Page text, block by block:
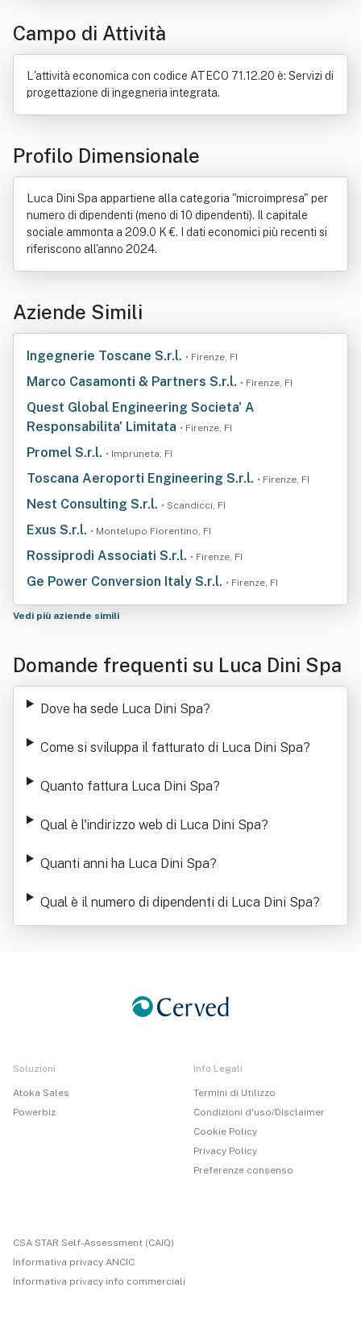
Ambiente (biologia)
Economia
Opere pubbliche
Campo di Attività
L'attività economica con codice ATECO 71.12.20 è: Servizi di
progettazione di ingegneria integrata.
Profilo Dimensionale
Luca Dini Spa appartiene alla categoria "microimpresa" per
numero di dipendenti (meno di 10 dipendenti). Il capitale
sociale ammonta a 209.0 K €. I dati economici più recenti si
riferiscono all'anno 2024.
Aziende Simili
Ingegnerie Toscane S.r.l. • Firenze, FI
Marco Casamonti & Partners S.r.l. • Firenze, FI
Quest Global Engineering Societa' A
Responsabilita' Limitata • Firenze, FI
Promel S.r.l. • Impruneta, FI
Toscana Aeroporti Engineering S.r.l. • Firenze, FI
Nest Consulting S.r.l. • Scandicci, FI
Exus S.r.l. • Montelupo Fiorentino, FI
Rossiprodi Associati S.r.l. • Firenze, FI
Ge Power Conversion Italy S.r.l. • Firenze, FI
Vedi più aziende simili
Domande frequenti su Luca Dini Spa
Dove ha sede Luca Dini Spa?
Come si sviluppa il fatturato di Luca Dini Spa?
Quanto fattura Luca Dini Spa?
Qual è l'indirizzo web di Luca Dini Spa?
Quanti anni ha Luca Dini Spa?
Qual è il numero di dipendenti di Luca Dini Spa?
Soluzioni
Atoka Sales
Powerbiz
Info Legali
Termini di Utilizzo
Condizioni d'uso/Disclaimer
Cookie Policy
Privacy Policy
Preferenze consenso
CSA STAR Self-Assessment (CAIQ)
Informativa privacy ANCIC
Informativa privacy info commerciali